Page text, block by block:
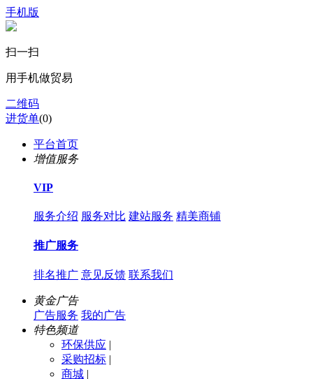
手机版
扫一扫
用手机做贸易
二维码
进货单(0)
平台首页
增值服务
VIP
服务介绍 服务对比 建站服务 精美商铺
推广服务
排名推广 意见反馈 联系我们
黄金广告
广告服务 我的广告
特色频道
环保供应 |
采购招标 |
商城 |